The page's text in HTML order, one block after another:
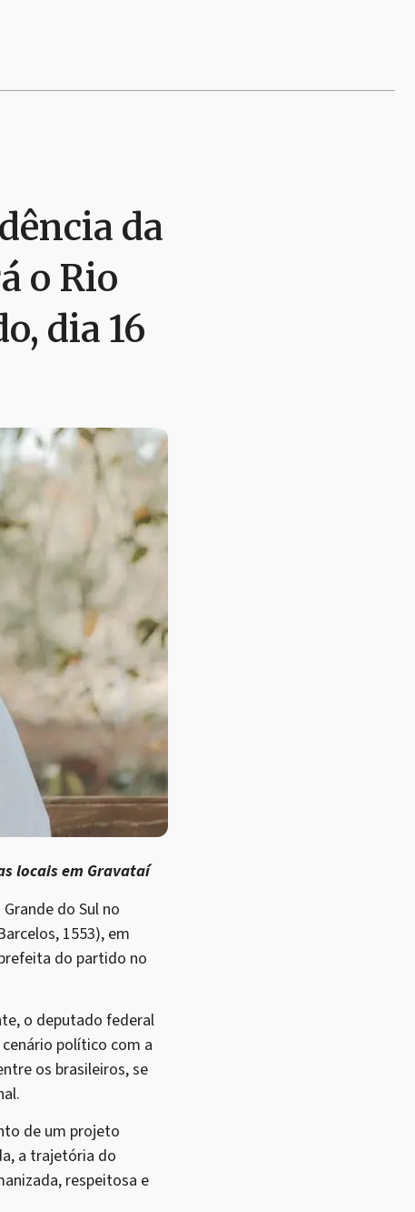
da
o Rio
dia 16
locais em Gravataí
do Sul no
1553), em
do partido no
o deputado federal
político com a
os brasileiros, se
de um projeto
a trajetória do
respeitosa e